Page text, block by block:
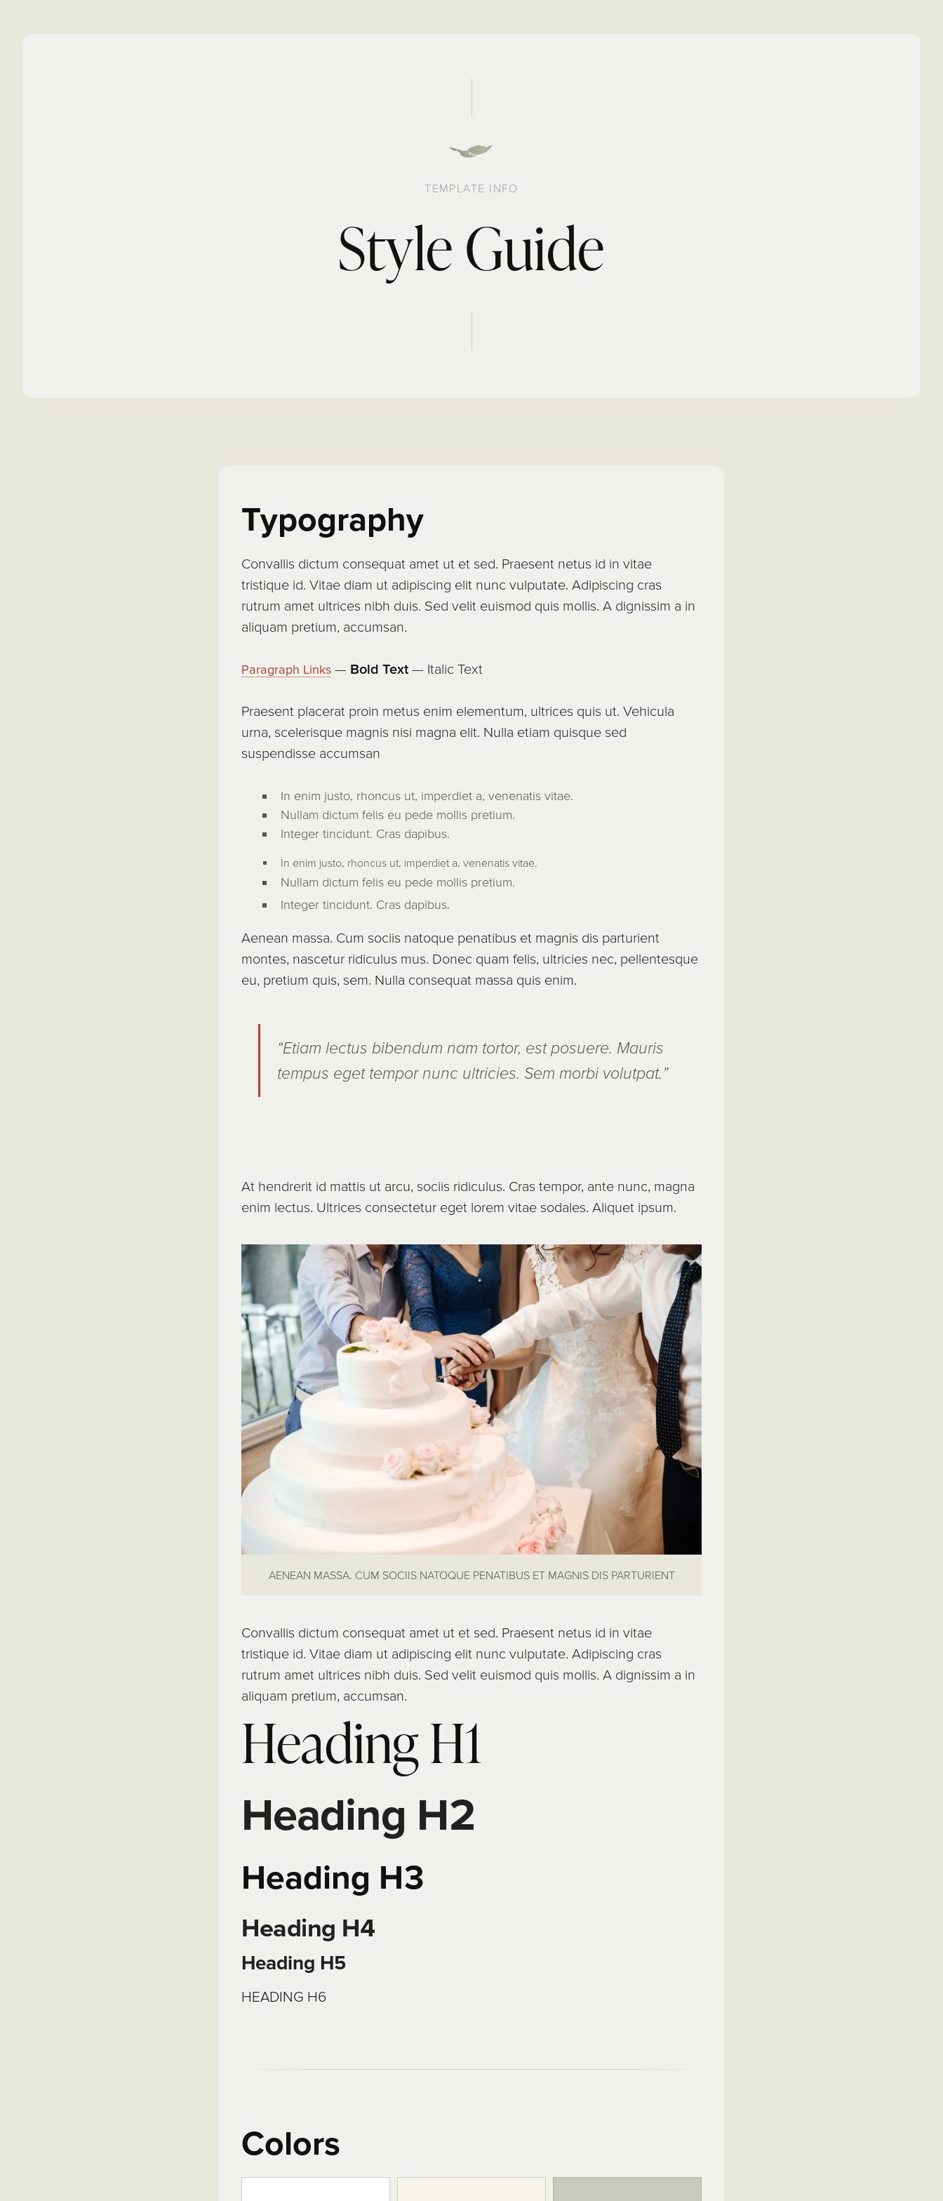
TEMPLATE INFO
Style Guide
Typography
Convallis dictum consequat amet ut et sed. Praesent netus id in vitae
tristique id. Vitae diam ut adipiscing elit nunc vulputate. Adipiscing cras
rutrum amet ultrices nibh duis. Sed velit euismod quis mollis. A dignissim a in
aliquam pretium, accumsan.
Paragraph Links — Bold Text — Italic Text
Praesent placerat proin metus enim elementum, ultrices quis ut. Vehicula
urna, scelerisque magnis nisi magna elit. Nulla etiam quisque sed
suspendisse accumsan
In enim justo, rhoncus ut, imperdiet a, venenatis vitae.
Nullam dictum felis eu pede mollis pretium.
Integer tincidunt. Cras dapibus.
In enim justo, rhoncus ut, imperdiet a, venenatis vitae.
Nullam dictum felis eu pede mollis pretium.
Integer tincidunt. Cras dapibus.
Aenean massa. Cum sociis natoque penatibus et magnis dis parturient
montes, nascetur ridiculus mus. Donec quam felis, ultricies nec, pellentesque
eu, pretium quis, sem. Nulla consequat massa quis enim.
“Etiam lectus bibendum nam tortor, est posuere. Mauris
tempus eget tempor nunc ultricies. Sem morbi volutpat.”
At hendrerit id mattis ut arcu, sociis ridiculus. Cras tempor, ante nunc, magna
enim lectus. Ultrices consectetur eget lorem vitae sodales. Aliquet ipsum.
AENEAN MASSA. CUM SOCIIS NATOQUE PENATIBUS ET MAGNIS DIS PARTURIENT
Convallis dictum consequat amet ut et sed. Praesent netus id in vitae
tristique id. Vitae diam ut adipiscing elit nunc vulputate. Adipiscing cras
rutrum amet ultrices nibh duis. Sed velit euismod quis mollis. A dignissim a in
aliquam pretium, accumsan.
Heading H1
Heading H2
Heading H3
Heading H4
Heading H5
HEADING H6
Colors